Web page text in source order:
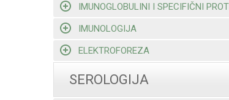
IMUNOGLOBULINI I SPECIFIČNI
IMUNOLOGIJA
ELEKTROFOREZA
SEROLOGIJA